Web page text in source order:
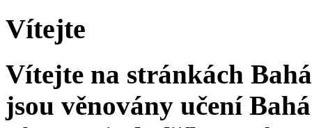
Vítejte
Vítejte na stránkách
jsou věnovány učení